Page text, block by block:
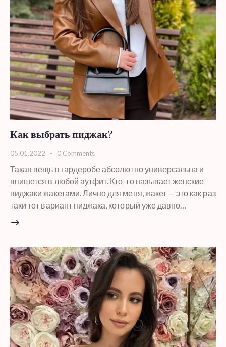
Как выбрать пиджак?
05.01.2022 0 Comments
Такая вещь в гардеробе абсолютно универсальна и
впишется в любой аутфит. Кто-то называет женские
пиджаки жакетами. Лично для меня, жакет — это как раз
таки тот вариант пиджака, который уже давно…